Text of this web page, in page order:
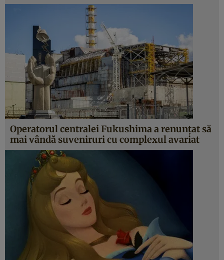
Operatorul centralei Fukushima a renunţat să
mai vândă suveniruri cu complexul avariat